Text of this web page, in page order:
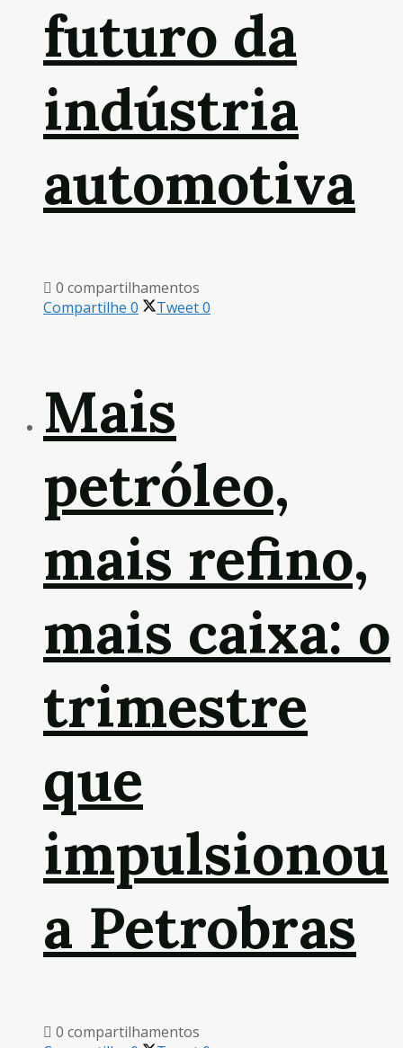
futuro da
indústria
automotiva
0 compartilhamentos
Compartilhe 0 Tweet0
Mais
petróleo,
mais refino,
mais caixa: o
trimestre
que
impulsionou
a Petrobras
0 compartilhamentos